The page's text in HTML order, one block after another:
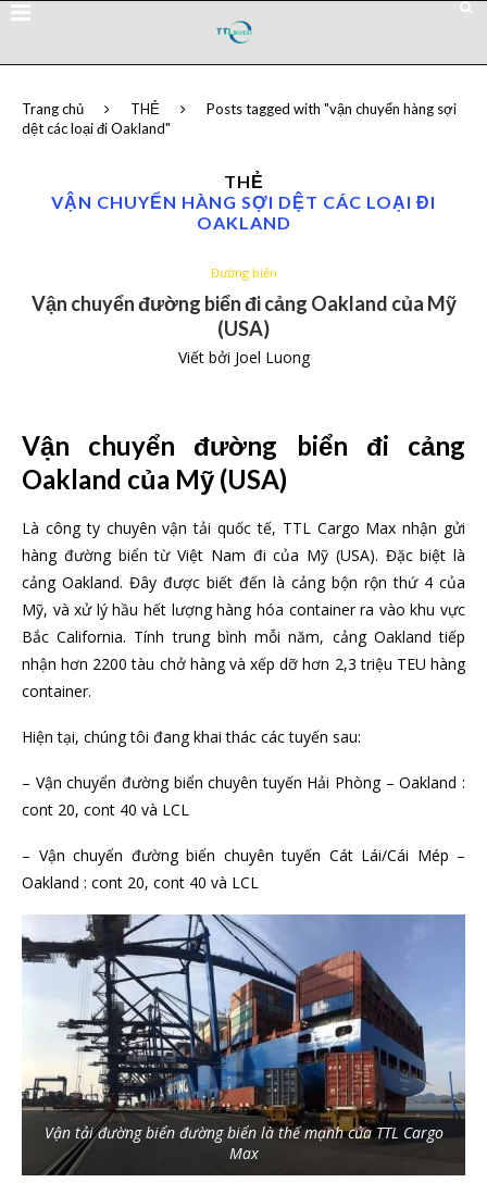
Trang chủ THẺ
Posts tagged with "vận chuyển hàng sợi
dệt các loại đi Oakland"
THẺ
VẬN CHUYỂN HÀNG SỢI DỆT CÁC LOẠI ĐI
OAKLAND
Đường biển
Vận chuyển đường biển đi cảng Oakland của Mỹ
(USA)
Viết bởi Joel Luong
Vận chuyển đường biển đi cảng
Oakland của Mỹ (USA)
Là công ty chuyên vận tải quốc tế, TTL Cargo Max nhận gửi
hàng đường biển từ Việt Nam đi của Mỹ (USA). Đặc biệt là
cảng Oakland. Đây được biết đến là cảng bộn rộn thứ 4 của
Mỹ, và xử lý hầu hết lượng hàng hóa container ra vào khu vực
Bắc California. Tính trung bình mỗi năm, cảng Oakland tiếp
nhận hơn 2200 tàu chở hàng và xếp dỡ hơn 2,3 triệu TEU hàng
container.
Hiện tại, chúng tôi đang khai thác các tuyến sau:
– Vận chuyển đường biển chuyên tuyến Hải Phòng – Oakland :
cont 20, cont 40 và LCL
– Vận chuyển đường biển chuyên tuyến Cát Lái/Cái Mép –
Oakland : cont 20, cont 40 và LCL
Vận tải đường biển đường biển là thế mạnh của TTL Cargo
Max